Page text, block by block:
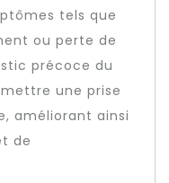
tels que
ou perte de
précoce du
une prise
améliorant ainsi
de